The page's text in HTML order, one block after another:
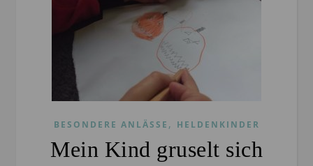
BESONDERE ANLÄSSE , HELDENKINDER
Mein Kind gruselt sich